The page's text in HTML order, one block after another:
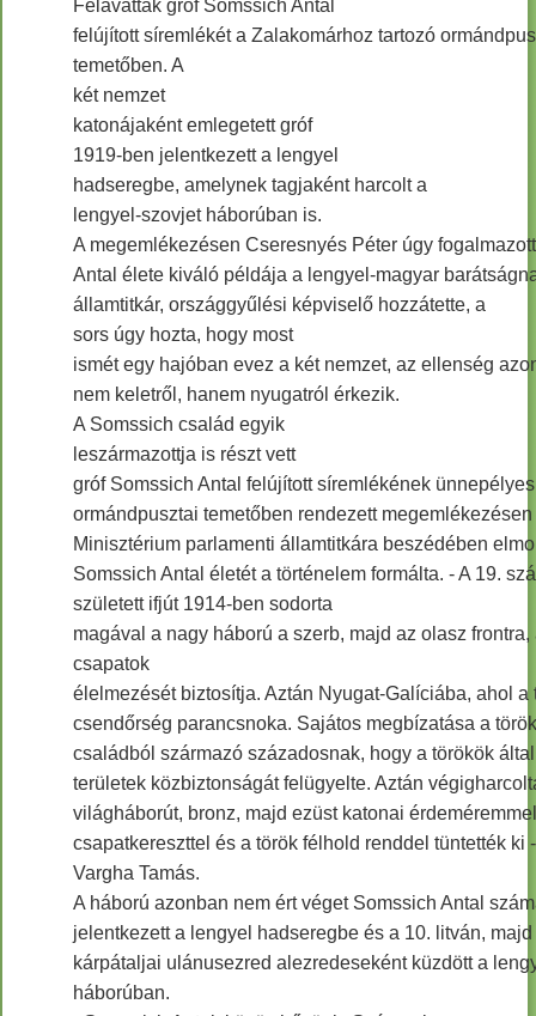
Felavatták gróf Somssich Antal
felújított síremlékét a Zalakomárhoz tartozó
temetőben. A
két nemzet
katonájaként emlegetett gróf
1919-ben jelentkezett a lengyel
hadseregbe, amelynek tagjaként harcolt a
lengyel-szovjet háborúban is.
A megemlékezésen Cseresnyés Péter úgy
Antal élete kiváló példája a lengyel-magyar
államtitkár, országgyűlési képviselő hozzátette, a
sors úgy hozta, hogy most
ismét egy hajóban evez a két nemzet, az ellenség
nem keletről, hanem nyugatról érkezik.
A Somssich család egyik
leszármazottja is részt vett
gróf Somssich Antal felújított síremlékének
ormándpusztai temetőben rendezett
Minisztérium parlamenti államtitkára beszédében
Somssich Antal életét a történelem formálta. - A 19.
született ifjút 1914-ben sodorta
magával a nagy háború a szerb, majd az olasz
csapatok
élelmezését biztosítja. Aztán Nyugat-Galíciába, ahol a
csendőrség parancsnoka. Sajátos megbízatása a
családból származó századosnak, hogy a törökök
területek közbiztonságát felügyelte. Aztán
világháborút, bronz, majd ezüst katonai
csapatkereszttel és a török félhold renddel tüntették ki
Vargha Tamás.
A háború azonban nem ért véget Somssich Antal
jelentkezett a lengyel hadseregbe és a 10. litván, majd
kárpátaljai ulánusezred alezredeseként küzdött a
háborúban.